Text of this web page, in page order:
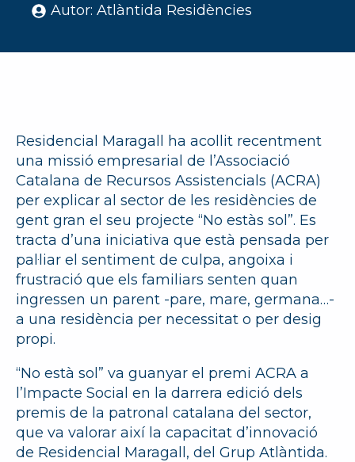
Autor: Atlàntida Residències
Residencial Maragall ha acollit recentment
una missió empresarial de l’Associació
Catalana de Recursos Assistencials (ACRA)
per explicar al sector de les residències de
gent gran el seu projecte “No estàs sol”. Es
tracta d’una iniciativa que està pensada per
pal·liar el sentiment de culpa, angoixa i
frustració que els familiars senten quan
ingressen un parent -pare, mare, germana…-
a una residència per necessitat o per desig
propi.
“No està sol” va guanyar el premi ACRA a
l’Impacte Social en la darrera edició dels
premis de la patronal catalana del sector,
que va valorar així la capacitat d’innovació
de Residencial Maragall, del Grup Atlàntida.